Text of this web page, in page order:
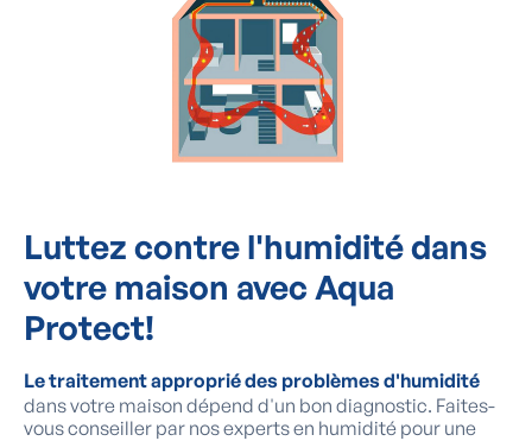
Luttez contre l'humidité dans
votre maison avec Aqua
Protect!
Le traitement approprié des problèmes d'humidité
dans votre maison dépend d'un bon diagnostic. Faites-
vous conseiller par nos experts en humidité pour une